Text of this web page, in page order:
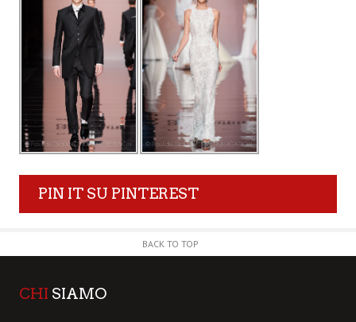
PIN IT SU PINTEREST
BACK TO TOP
CHI SIAMO